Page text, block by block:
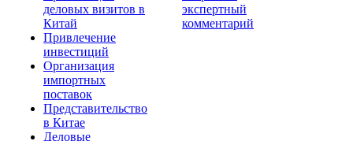
деловых визитов в
Китай
Привлечение
инвестиций
Организация
импортных
поставок
Представительство
в Китае
Деловые
экспертный
комментарий